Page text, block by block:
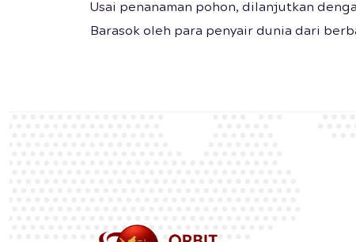
Usai penanaman pohon, dilanjutkan
Barasok oleh para penyair dunia dari